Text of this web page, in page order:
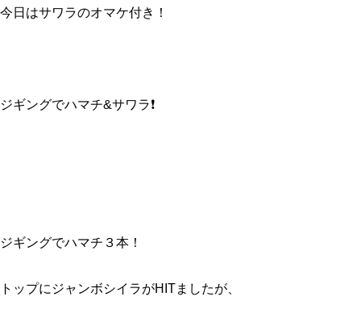
今日はサワラのオマケ付き！
ジギングでハマチ&サワラ❗️
ジギングでハマチ３本！
トップにジャンボシイラがHITましたが、